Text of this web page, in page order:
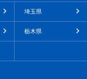
埼玉県
栃木県